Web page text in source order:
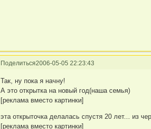
Поделиться2006-05-05 22:23:43
Так, ну пока я начну!
А это открытка на новый год(наша семья)
[реклама вместо картинки]
эта открыточка делалась спустя 20 лет... из
[реклама вместо картинки]